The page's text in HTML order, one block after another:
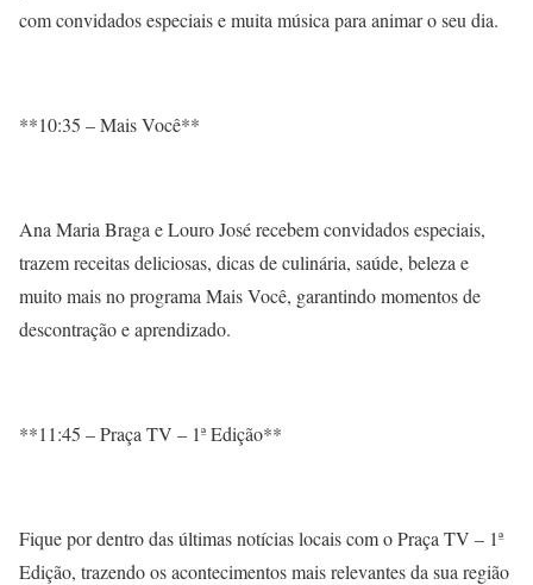
com convidados especiais e muita música para animar o seu dia.
**10:35 – Mais Você**
Ana Maria Braga e Louro José recebem convidados especiais,
trazem receitas deliciosas, dicas de culinária, saúde, beleza e
muito mais no programa Mais Você, garantindo momentos de
descontração e aprendizado.
**11:45 – Praça TV – 1ª Edição**
Fique por dentro das últimas notícias locais com o Praça TV – 1ª
Edição, trazendo os acontecimentos mais relevantes da sua região